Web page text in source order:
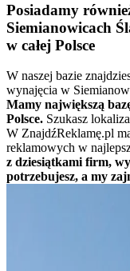
Posiadamy
Siemianowicach
w całej Polsce
W naszej bazie
wynajęcia w
Mamy największą
Polsce. Szukasz
W ZnajdźReklamę.pl
reklamowych w
z dziesiątkami firm,
potrzebujesz, a my